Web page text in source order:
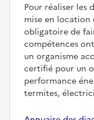
Pour réaliser les
mise en
obligatoire de
compétences
un organisme
certifié pour un
performance
termites,